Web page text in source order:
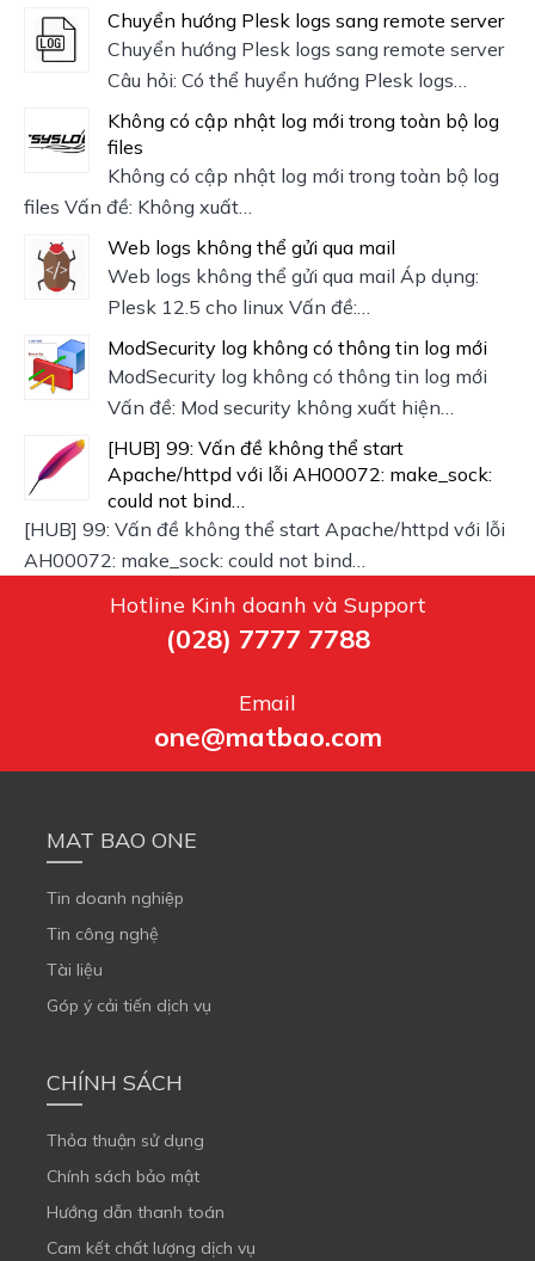
Chuyển hướng Plesk logs sang remote server
Chuyển hướng Plesk logs sang remote server
Câu hỏi: Có thể huyển hướng Plesk logs…
Không có cập nhật log mới trong toàn bộ log
files
Không có cập nhật log mới trong toàn bộ log
files Vấn đề: Không xuất…
Web logs không thể gửi qua mail
Web logs không thể gửi qua mail Áp dụng:
Plesk 12.5 cho linux Vấn đề:…
ModSecurity log không có thông tin log mới
ModSecurity log không có thông tin log mới
Vấn đề: Mod security không xuất hiện…
[HUB] 99: Vấn đề không thể start
Apache/httpd với lỗi AH00072: make_sock:
could not bind…
[HUB] 99: Vấn đề không thể start Apache/httpd với lỗi
AH00072: make_sock: could not bind…
Hotline Kinh doanh và Support
(028) 7777 7788
Email
one@matbao.com
MAT BAO ONE
Tin doanh nghiệp
Tin công nghệ
Tài liệu
Góp ý cải tiến dịch vụ
CHÍNH SÁCH
Thỏa thuận sử dụng
Chính sách bảo mật
Hướng dẫn thanh toán
Cam kết chất lượng dịch vụ